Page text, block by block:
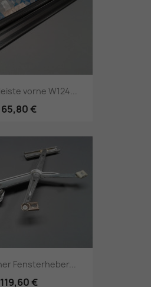
vorne W124...
65,80 €
Fensterheber...
119,60 €